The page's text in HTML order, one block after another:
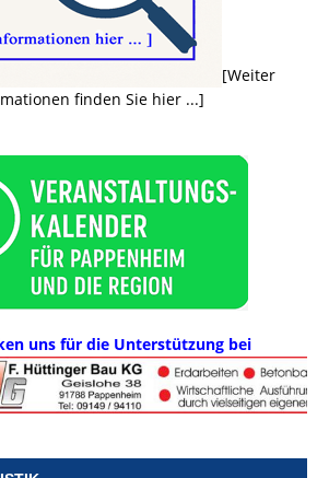
[Weiter
finden Sie hier ...]
uns für die Unterstützung bei